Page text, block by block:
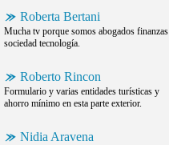
Roberta Bertani
Mucha tv porque somos abogados finanzas
sociedad tecnología.
Roberto Rincon
Formulario y varias entidades turísticas y
ahorro mínimo en esta parte exterior.
Nidia Aravena